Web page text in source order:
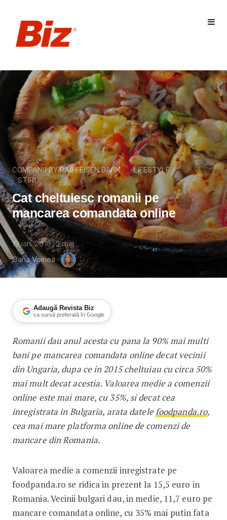
COMPANII BY RAIFFEISEN BANK
LIFESTYLE
STIRI
Cat cheltuiesc romanii pe
mancarea comandata online
19 ian. 2016 2min
Oana Voinea
Adaugă Revista Biz
ca sursă preferată în Google
Cat cheltuiesc romanii pe mancarea
Romanii dau anul acesta cu pana la 90% mai multi
bani pe mancarea comandata online decat vecinii
din Ungaria, dupa ce in 2015 cheltuiau cu circa 50%
mai mult decat acestia. Valoarea medie a comenzii
online este mai mare, cu 35%, si decat cea
inregistrata in Bulgaria, arata datelefoodpanda.ro,
cea mai mare platforma online de comenzi de
mancare din Romania.
Valoarea medie a comenzii inregistrate pe
foodpanda.ro se ridica in prezent la 15,5 euro in
Romania. Vecinii bulgari dau, in medie, 11,7 euro pe
mancare comandata online, cu 35% mai putin fata